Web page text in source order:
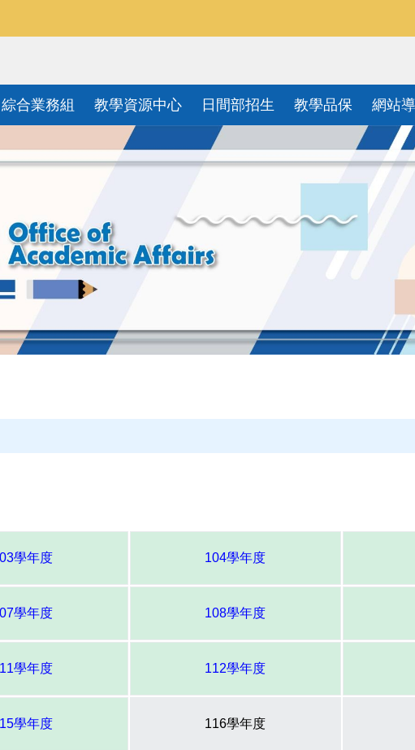
綜合業務組 教學資源中心 日間部招生 教學品保 網站
學年度 104學年度
學年度 108學年度
學年度 112學年度
學年度 116學年度